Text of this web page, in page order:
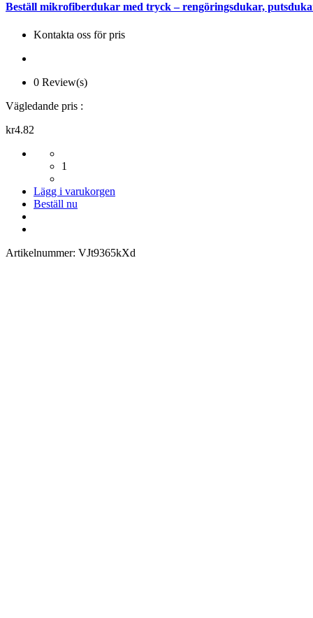
Beställ mikrofiberdukar med tryck – rengöringsdukar,
Kontakta oss för pris
0 Review(s)
Vägledande pris :
kr4.82
1
Lägg i varukorgen
Beställ nu
Artikelnummer: VJt9365kXd